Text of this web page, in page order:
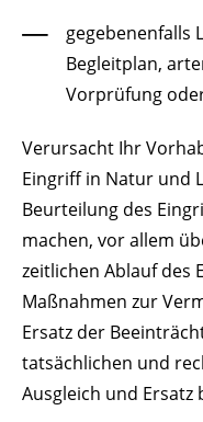
gegebenenfalls
Begleitplan,
Vorprüfung
Verursacht Ihr
Eingriff in Natur und
Beurteilung des
machen, vor allem
zeitlichen Ablauf des
Maßnahmen zur
Ersatz der
tatsächlichen und
Ausgleich und Ersatz